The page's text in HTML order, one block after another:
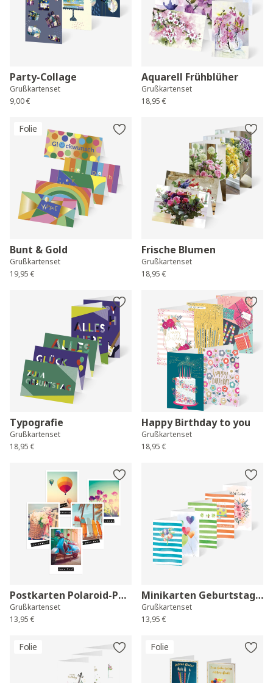
Party-Collage
Grußkartenset
9,00 €
Aquarell Frühblüher
Grußkartenset
18,95 €
Folie
Bunt & Gold
Grußkartenset
19,95 €
Frische Blumen
Grußkartenset
18,95 €
Typografie
Grußkartenset
18,95 €
Happy Birthday to you
Grußkartenset
18,95 €
Postkarten Polaroid-Post
Grußkartenset
13,95 €
Minikarten Geburtstagsgrüße
Grußkartenset
13,95 €
Folie Folie